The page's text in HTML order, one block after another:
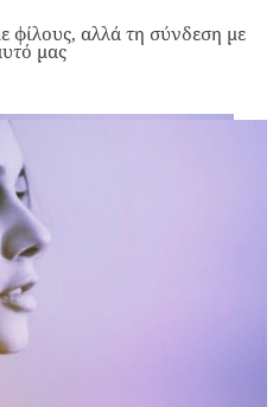
αλλά τη σύνδεση με
μας